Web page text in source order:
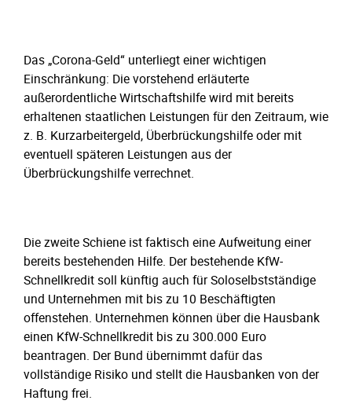
Das „Corona-Geld“ unterliegt einer wichtigen
Einschränkung: Die vorstehend erläuterte
außerordentliche Wirtschaftshilfe wird mit bereits
erhaltenen staatlichen Leistungen für den Zeitraum, wie
z. B. Kurzarbeitergeld, Überbrückungshilfe oder mit
eventuell späteren Leistungen aus der
Überbrückungshilfe verrechnet.
Die zweite Schiene ist faktisch eine Aufweitung einer
bereits bestehenden Hilfe. Der bestehende KfW-
Schnellkredit soll künftig auch für Soloselbstständige
und Unternehmen mit bis zu 10 Beschäftigten
offenstehen. Unternehmen können über die Hausbank
einen KfW-Schnellkredit bis zu 300.000 Euro
beantragen. Der Bund übernimmt dafür das
vollständige Risiko und stellt die Hausbanken von der
Haftung frei.